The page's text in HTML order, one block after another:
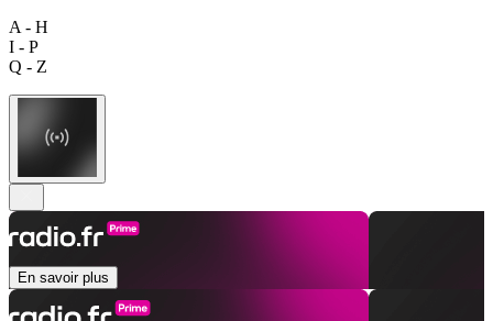
A - H
I - P
Q - Z
En savoir plus